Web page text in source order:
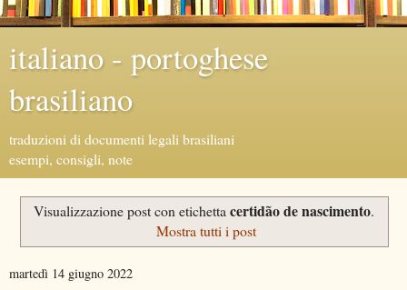
italiano - portoghese
brasiliano
traduzioni di documenti legali brasiliani
esempi, consigli, note
Visualizzazione post con etichetta certidão de nascimento.
Mostra tutti i post
martedì 14 giugno 2022